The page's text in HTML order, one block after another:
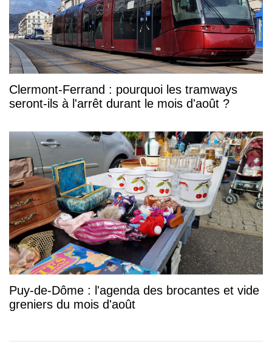
Clermont-Ferrand : pourquoi les tramways
seront-ils à l'arrêt durant le mois d'août ?
Puy-de-Dôme : l'agenda des brocantes et vide
greniers du mois d'août